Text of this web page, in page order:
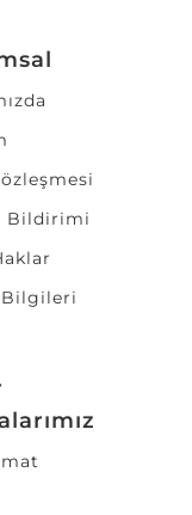
Bildirimi
Bilgileri